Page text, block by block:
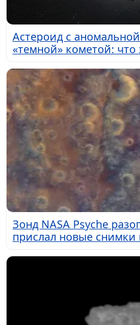
Астероид с
«темной» кометой: что
Зонд NASA Psyche
прислал новые